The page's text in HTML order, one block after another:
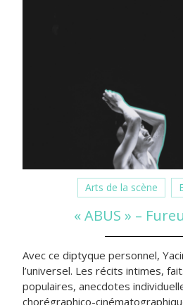
Arts de la scène
« ABUS » –
Avec ce diptyque personnel,
l’universel. Les récits intimes,
populaires, anecdotes
chorégraphico-